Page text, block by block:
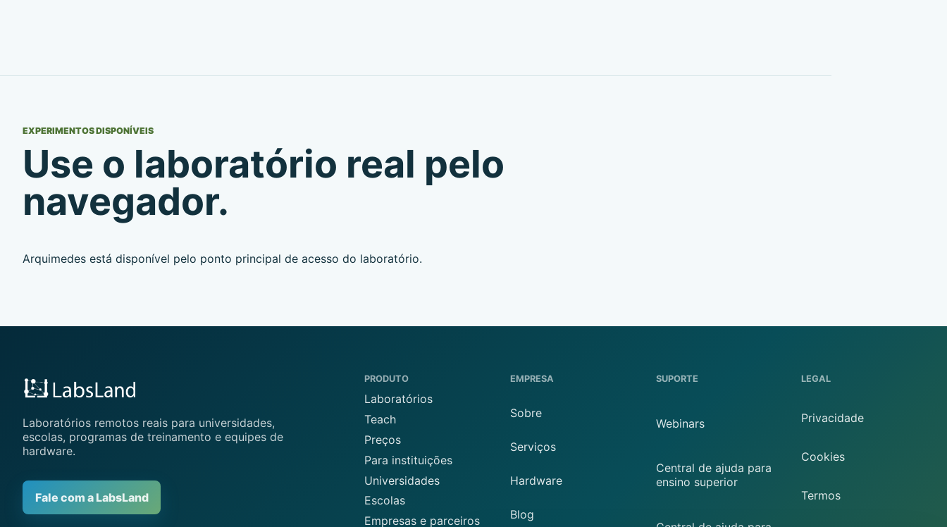
EXPERIMENTOS DISPONÍVEIS
Use o laboratório real pelo
navegador.
Arquimedes está disponível pelo ponto principal de acesso do laboratório.
Laboratórios remotos reais para universidades,
escolas, programas de treinamento e equipes de
hardware.
Fale com a LabsLand
PRODUTO
Laboratórios
Teach
Preços
Para instituições
Universidades
Escolas
Empresas e parceiros
EMPRESA
Sobre
Serviços
Hardware
Blog
SUPORTE
Webinars
Central de ajuda para
ensino superior
LEGAL
Privacidade
Cookies
Termos